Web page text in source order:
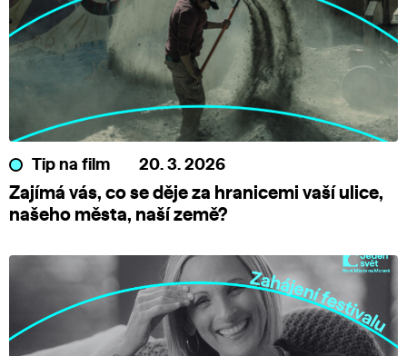
Tip na film 20. 3. 2026
Zajímá vás, co se děje za hranicemi vaší ulice,
našeho města, naší země?